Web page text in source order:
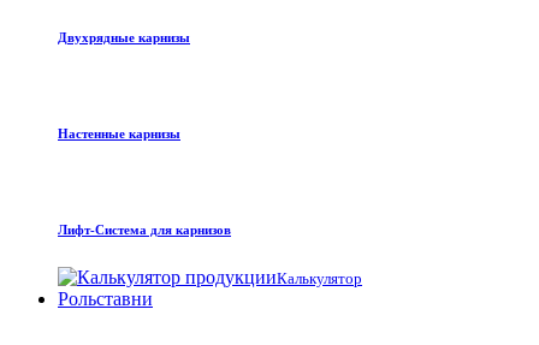
Двухрядные карнизы
Настенные карнизы
Лифт-Система для карнизов
Калькулятор
Рольставни